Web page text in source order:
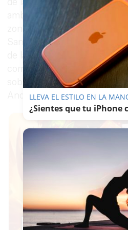
de la ONCE desde 2015,
ambulante por las mañanas
zona de Los Ángeles y el
Sanlúcar hacia Jerez, y al
de la localidad gaditana,
comunicado la ONCE. "Es
sobre todo por los clientes,
Andalucía", ha señalado el
LLEVA EL ESTILO EN LA
¿Sientes que tu iPhone